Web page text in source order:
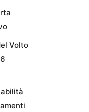
Volto